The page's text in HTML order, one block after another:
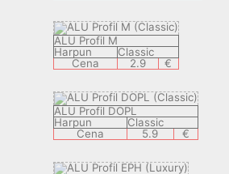
ALU Profil M
Harpun
Classic
Cena
2.9 €
ALU Profil DOPL
Harpun
Classic
Cena
5.9 €